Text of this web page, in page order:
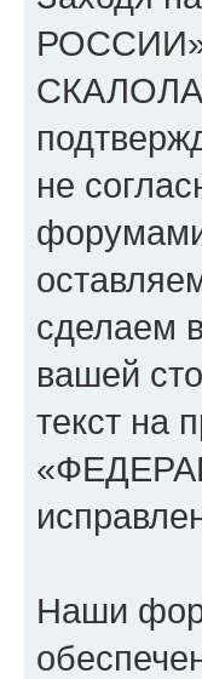
не
сделаем
вашей
текст на
Наши